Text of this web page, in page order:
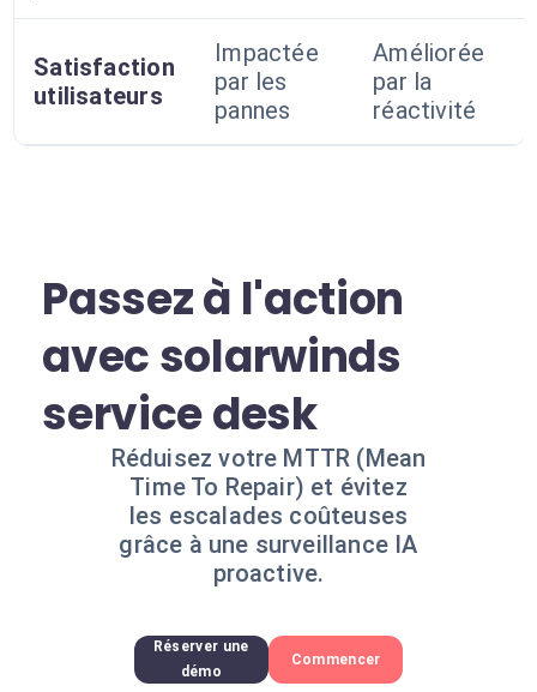
Satisfaction
utilisateurs
Impactée
par les
pannes
Améliorée
par la
réactivité
Passez à l'action
avec solarwinds
service desk
Réduisez votre MTTR (Mean
Time To Repair) et évitez
les escalades coûteuses
grâce à une surveillance IA
proactive.
Réserver une
démo
Commencer